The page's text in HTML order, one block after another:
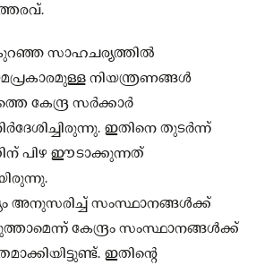
സാഹചര്യത്തില്‍
നിയന്ത്രണങ്ങള്‍
കേന്ദ്ര സര്‍ക്കാര്‍
ഇതിനെ തുടര്‍ന്ന്
പിഴ ഈടാക്കുന്നത്
അനുസരിച്ച് സംസ്ഥാനങ്ങള്‍ക്ക്
കേന്ദ്രം സംസ്ഥാനങ്ങള്‍ക്ക്
ഇതിന്റെ